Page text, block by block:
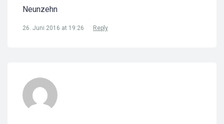
Neunzehn
26. Juni 2016 at 19:26 Reply